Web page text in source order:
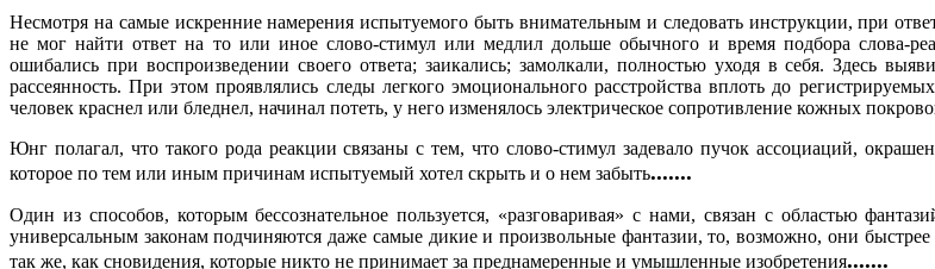
Несмотря на самые искренние намерения испытуемого быть внимательным и следовать инструкции, при
не мог найти ответ на то или иное слово-стимул или медлил дольше обычного и время подбора слова-
ошибались при воспроизведении своего ответа; заикались; замолкали, полностью уходя в себя. Здесь
рассеянность. При этом проявлялись следы легкого эмоционального расстройства вплоть до
человек краснел или бледнел, начинал потеть, у него изменялось электрическое сопротивление кожных
Юнг полагал, что такого рода реакции связаны с тем, что слово-стимул задевало пучок ассоциаций,
которое по тем или иным причинам испытуемый хотел скрыть и о нем забыть.......
Один из способов, которым бессознательное пользуется, «разговаривая» с нами, связан с областью
универсальным законам подчиняются даже самые дикие и произвольные фантазии, то, возможно, они
так же, как сновидения, которые никто не принимает за преднамеренные и умышленные изобретения.......